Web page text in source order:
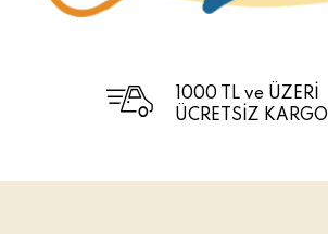
1000 TL ve ÜZERİ
ÜCRETSİZ KARGO